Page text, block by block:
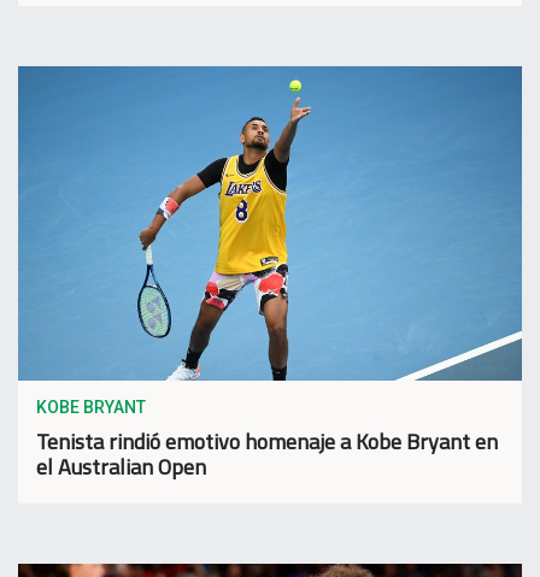
KOBE BRYANT
Tenista rindió emotivo homenaje a Kobe Bryant en
el Australian Open